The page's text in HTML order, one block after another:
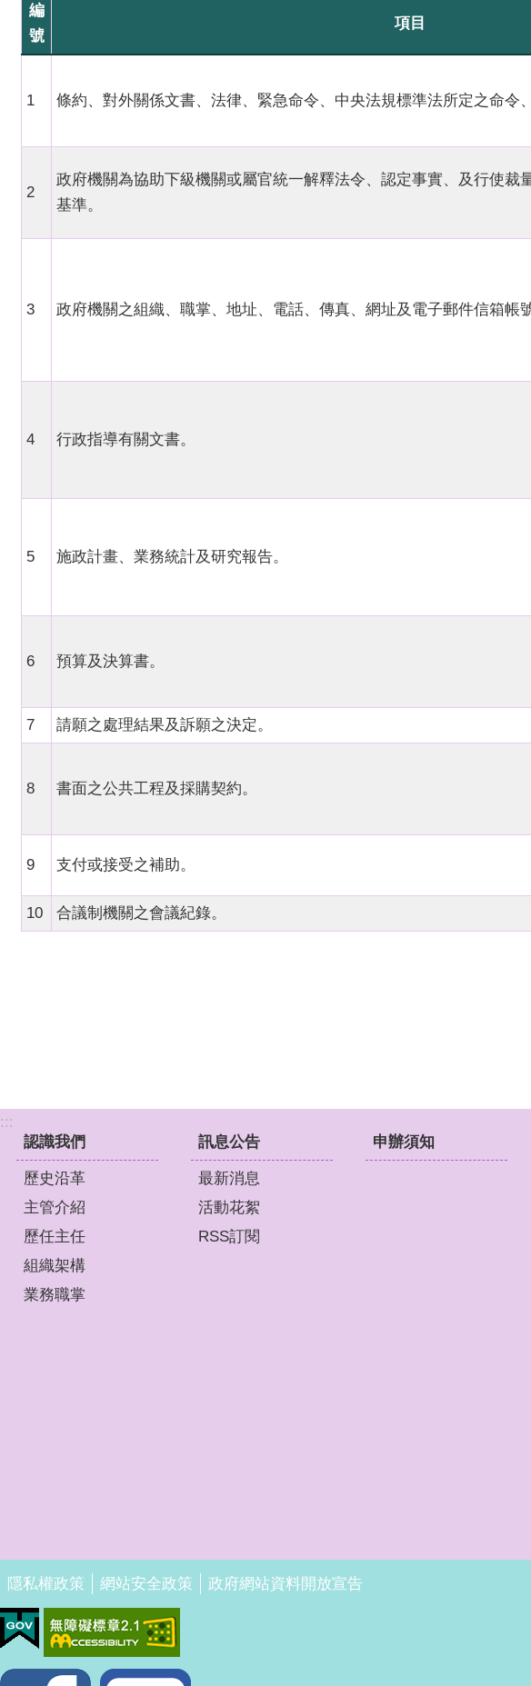
編
號
項目
1 條約、對外關係文書、法律、緊急命令、中央法規標準法所定之命令
2
政府機關為協助下級機關或屬官統一解釋法令、認定事實、及行使裁
基準。
3 政府機關之組織、職掌、地址、電話、傳真、網址及電子郵件信箱帳號
4 行政指導有關文書。
5 施政計畫、業務統計及研究報告。
6 預算及決算書。
7 請願之處理結果及訴願之決定。
8 書面之公共工程及採購契約。
9 支付或接受之補助。
10 合議制機關之會議紀錄。
:::
認識我們
歷史沿革
主管介紹
歷任主任
組織架構
業務職掌
訊息公告
最新消息
活動花絮
RSS訂閱
申辦須知
隱私權政策 網站安全政策 政府網站資料開放宣告